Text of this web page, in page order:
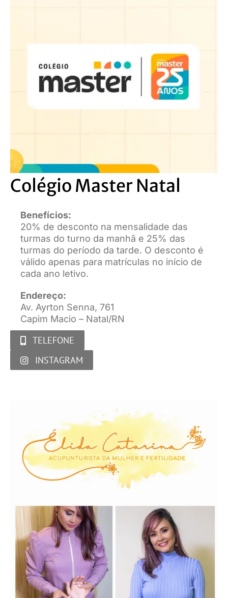
Colégio Master Natal
Benefícios:
20% de desconto na mensalidade das
turmas do turno da manhã e 25% das
turmas do período da tarde. O desconto é
válido apenas para matrículas no início de
cada ano letivo.
Endereço:
Av. Ayrton Senna, 761
Capim Macio – Natal/RN
TELEFONE
INSTAGRAM